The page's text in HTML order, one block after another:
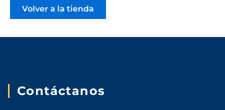
Volver a la tienda
Contáctanos